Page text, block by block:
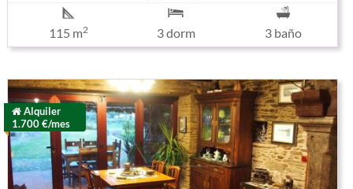
115 m2 3 dorm 3 baño
Alquiler
1.700 €/mes